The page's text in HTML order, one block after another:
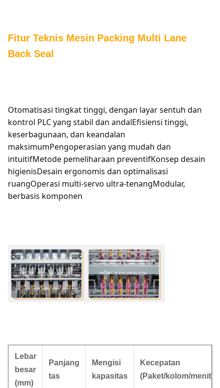
Fitur Teknis Mesin Packing Multi Lane
Back Seal
Otomatisasi tingkat tinggi, dengan layar sentuh dan
kontrol PLC yang stabil dan andalEfisiensi tinggi,
keserbagunaan, dan keandalan
maksimumPengoperasian yang mudah dan
intuitifMetode pemeliharaan preventifKonsep desain
higienisDesain ergonomis dan optimalisasi
ruangOperasi multi-servo ultra-tenangModular,
berbasis komponen
Lebar
besar
(mm)
Panjang
tas
Mengisi
kapasitas
Kecepatan
(Paket/kolom/menit)